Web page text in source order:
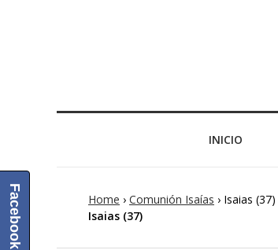
INICIO
Home › Comunión Isaías › Isaias (37)
Isaias (37)
Facebook